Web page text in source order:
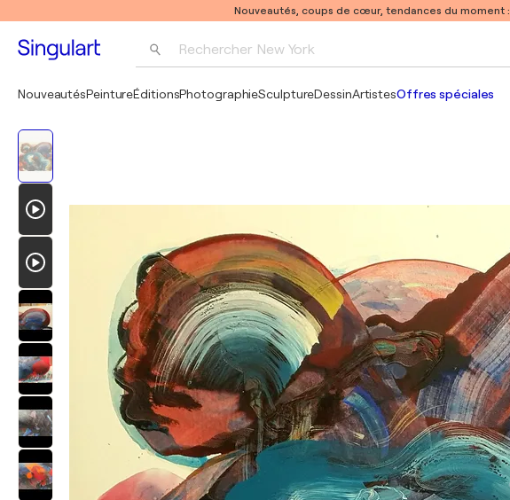
Nouveautés, coups de cœur, tendances du moment :
Rechercher New York
NouveautésPeintureÉditionsPhotographieSculptureDessinArtistesOffres spéciales